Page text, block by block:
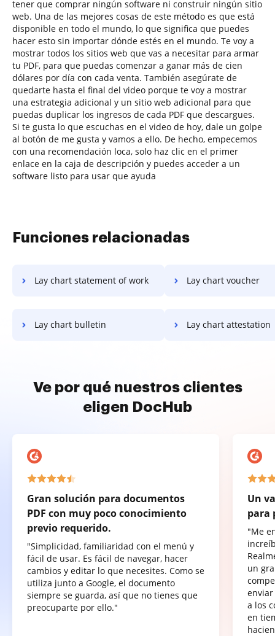
tener que comprar ningún software ni construir ningún sitio
web. Una de las mejores cosas de este método es que está
disponible en todo el mundo, lo que significa que puedes
hacer esto sin importar dónde estés en el mundo. Te voy a
mostrar todos los sitios web que vas a necesitar para armar
tu PDF, para que puedas comenzar a ganar más de cien
dólares por día con cada venta. También asegúrate de
quedarte hasta el final del video porque te voy a mostrar
una estrategia adicional y un sitio web adicional para que
puedas duplicar los ingresos de cada PDF que descargues.
Si te gusta lo que escuchas en el video de hoy, dale un golpe
al botón de me gusta y vamos a ello. De hecho, empecemos
con una recomendación loca, solo haz clic en el primer
enlace en la caja de descripción y puedes acceder a un
software listo para usar que ayuda
Funciones relacionadas
Lay chart statement of work Lay chart voucher
Lay chart bulletin Lay chart attestation
Ve por qué nuestros clientes
eligen DocHub
Gran solución para documentos
PDF con muy poco conocimiento
previo requerido.
"Simplicidad, familiaridad con el menú y
fácil de usar. Es fácil de navegar, hacer
cambios y editar lo que necesites. Como se
utiliza junto a Google, el documento
siempre se guarda, así que no tienes que
preocuparte por ello."
Un
para
"Me
un
a los
en